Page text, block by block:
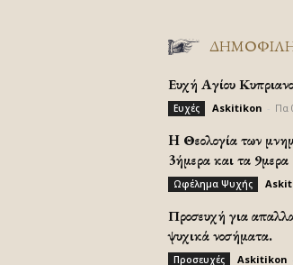
Ευχή Αγίου
Ευχές Askitikon Πα
H Θεολογία των
3ήμερα και τα
Ωφέλημα Ψυχής
Προσευχή για
ψυχικά νοσήματα.
Προσευχές Askitikon